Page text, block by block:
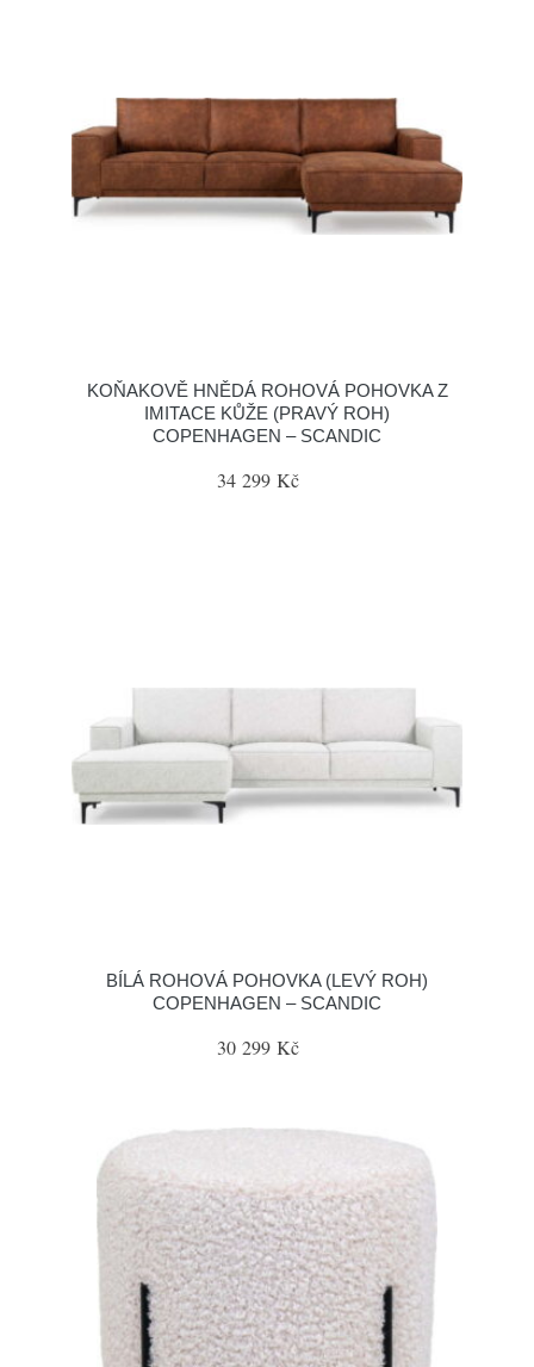
KOŇAKOVĚ HNĚDÁ ROHOVÁ POHOVKA Z
IMITACE KŮŽE (PRAVÝ ROH)
COPENHAGEN – SCANDIC
34 299 Kč
BÍLÁ ROHOVÁ POHOVKA (LEVÝ ROH)
COPENHAGEN – SCANDIC
30 299 Kč